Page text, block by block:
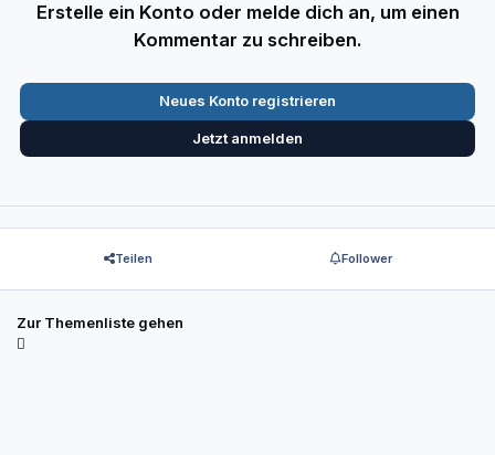
Erstelle ein Konto oder melde dich an, um einen
Kommentar zu schreiben.
Neues Konto registrieren
Jetzt anmelden
Teilen Follower
Zur Themenliste gehen